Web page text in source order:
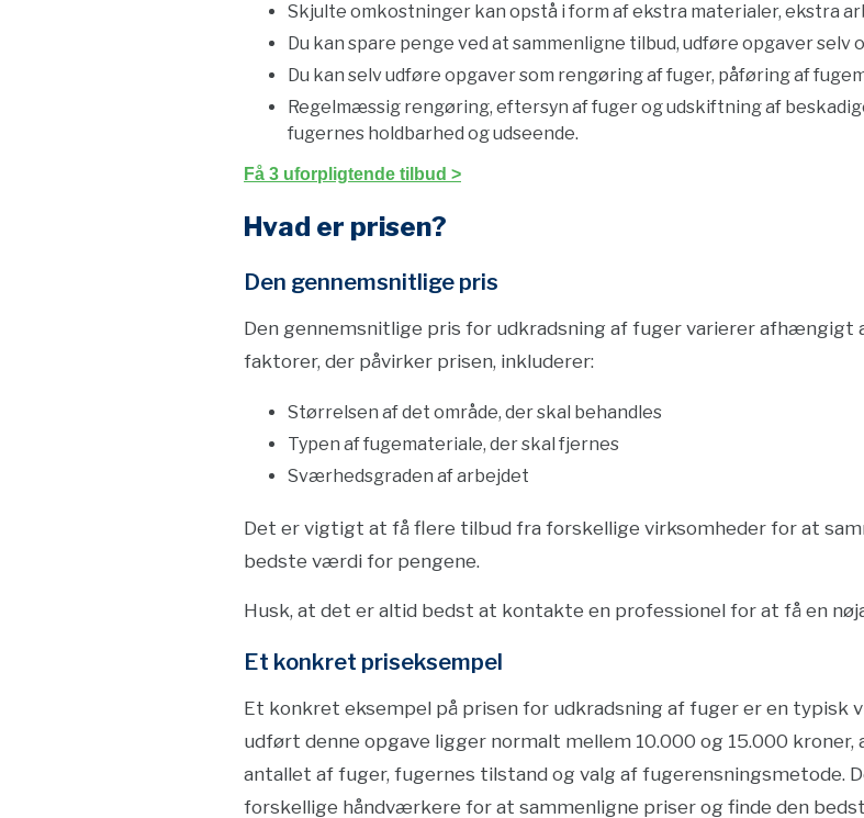
Skjulte omkostninger kan opstå i form af ekstra materialer, ekstra
Du kan spare penge ved at sammenligne tilbud, udføre opgaver
Du kan selv udføre opgaver som rengøring af fuger, påføring af
Regelmæssig rengøring, eftersyn af fuger og udskiftning af
fugernes holdbarhed og udseende.
Få 3 uforpligtende tilbud >
Hvad er prisen?
Den gennemsnitlige pris
Den gennemsnitlige pris for udkradsning af fuger varierer
faktorer, der påvirker prisen, inkluderer:
Størrelsen af det område, der skal behandles
Typen af fugemateriale, der skal fjernes
Sværhedsgraden af arbejdet
Det er vigtigt at få flere tilbud fra forskellige virksomheder for at
bedste værdi for pengene.
Husk, at det er altid bedst at kontakte en professionel for at få en
Et konkret priseksempel
Et konkret eksempel på prisen for udkradsning af fuger er en typisk
udført denne opgave ligger normalt mellem 10.000 og 15.000
antallet af fuger, fugernes tilstand og valg af fugerensningsmetode.
forskellige håndværkere for at sammenligne priser og finde den